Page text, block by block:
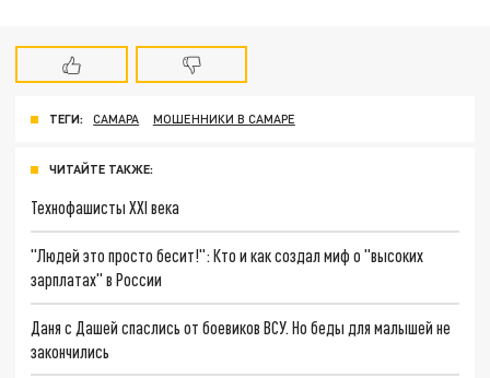
ТЕГИ: САМАРА МОШЕННИКИ В САМАРЕ
ЧИТАЙТЕ ТАКЖЕ:
Технофашисты XXI века
"Людей это просто бесит!": Кто и как создал миф о "высоких
зарплатах" в России
Даня с Дашей спаслись от боевиков ВСУ. Но беды для малышей не
закончились